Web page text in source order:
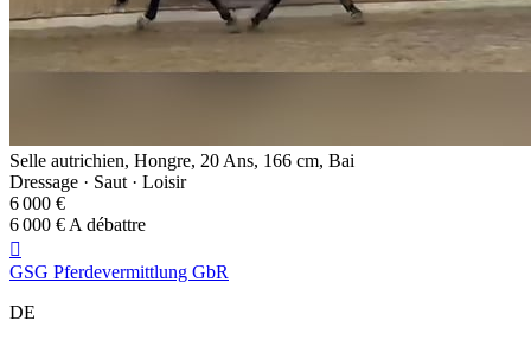
Selle autrichien, Hongre, 20 Ans, 166 cm, Bai
Dressage · Saut · Loisir
6 000 €
6 000 € A débattre

GSG Pferdevermittlung GbR
DE